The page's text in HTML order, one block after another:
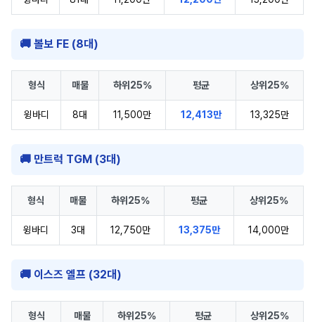
🚚 볼보 FE (8대)
형식 매물 하위25% 평균 상위25%
윙바디 8대 11,500만 12,413만 13,325만
🚚 만트럭 TGM (3대)
형식 매물 하위25% 평균 상위25%
윙바디 3대 12,750만 13,375만 14,000만
🚚 이스즈 엘프 (32대)
형식 매물 하위25% 평균 상위25%